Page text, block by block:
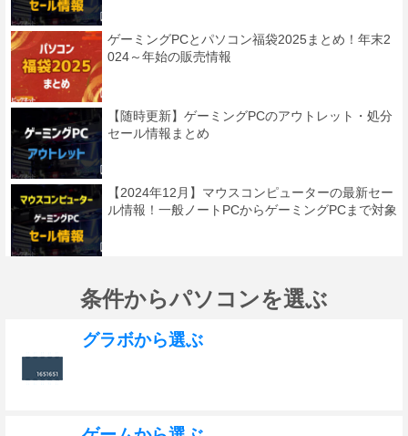
ゲーミングPCとパソコン福袋2025まとめ！年末2
024～年始の販売情報
【随時更新】ゲーミングPCのアウトレット・処分
セール情報まとめ
【2024年12月】マウスコンピューターの最新セー
ル情報！一般ノートPCからゲーミングPCまで対象
条件からパソコンを選ぶ
グラボから選ぶ